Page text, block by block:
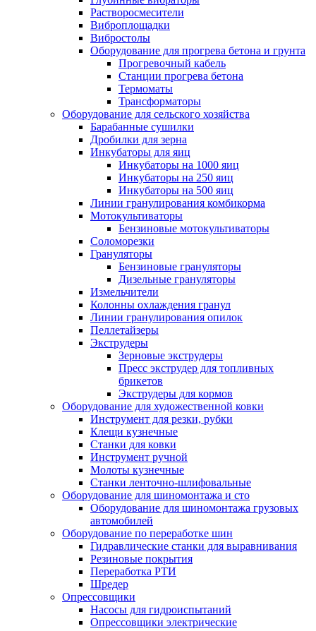
Растворосмесители
Виброплощадки
Вибростолы
Оборудование для прогрева бетона и грунта
Прогревочный кабель
Станции прогрева бетона
Термоматы
Трансформаторы
Оборудование для сельского хозяйства
Барабанные сушилки
Дробилки для зерна
Инкубаторы для яиц
Инкубаторы на 1000 яиц
Инкубаторы на 250 яиц
Инкубаторы на 500 яиц
Линии гранулирования комбикорма
Мотокультиваторы
Бензиновые мотокультиваторы
Соломорезки
Грануляторы
Бензиновые грануляторы
Дизельные грануляторы
Измельчители
Колонны охлаждения гранул
Линии гранулирования опилок
Пеллетайзеры
Экструдеры
Зерновые экструдеры
Пресс экструдер для топливных
брикетов
Экструдеры для кормов
Оборудование для художественной ковки
Инструмент для резки, рубки
Клещи кузнечные
Станки для ковки
Инструмент ручной
Молоты кузнечные
Станки ленточно-шлифовальные
Оборудование для шиномонтажа и сто
Оборудование для шиномонтажа грузовых
автомобилей
Оборудование по переработке шин
Гидравлические станки для выравнивания
Резиновые покрытия
Переработка РТИ
Шредер
Опрессовщики
Насосы для гидроиспытаний
Опрессовщики электрические